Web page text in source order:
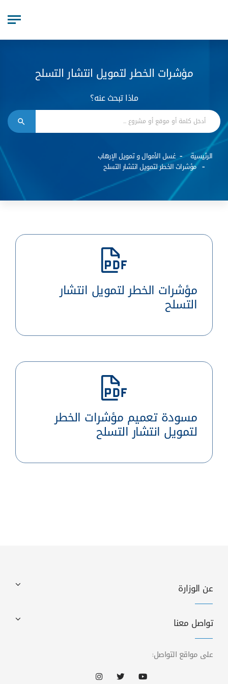
مؤشرات الخطر لتمويل انتشار التسلح
ماذا تبحث عنه؟
الرئيسية
غسل الأموال و تمويل الإرهاب
مؤشرات الخطر لتمويل انتشار التسلح
مؤشرات الخطر لتمويل انتشار
التسلح
مسودة تعميم مؤشرات الخطر
لتمويل انتشار التسلح
عن الوزارة
تواصل معنا
على مواقع التواصل: